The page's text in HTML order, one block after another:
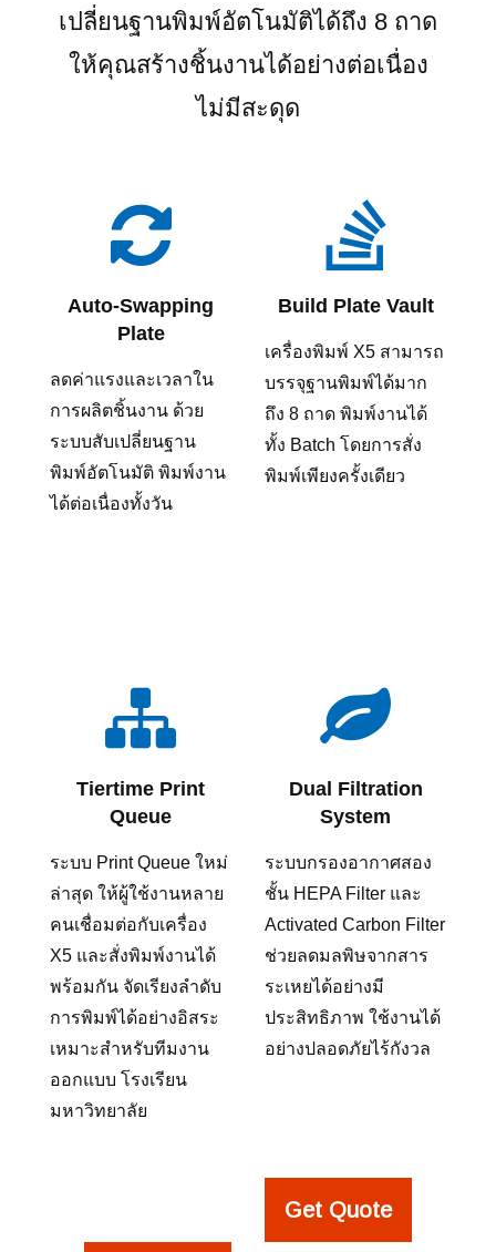
เปลี่ยนฐานพิมพ์อัตโนมัติได้ถึง 8 ถาด
ให้คุณสร้างชิ้นงานได้อย่างต่อเนื่อง
ไม่มีสะดุด
Auto-Swapping
Plate
ลดค่าแรงและเวลาใน
การผลิตชิ้นงาน ด้วย
ระบบสับเปลี่ยนฐาน
พิมพ์อัตโนมัติ พิมพ์งาน
ได้ต่อเนื่องทั้งวัน
Build Plate Vault
เครื่องพิมพ์ X5 สามารถ
บรรจุฐานพิมพ์ได้มาก
ถึง 8 ถาด พิมพ์งานได้
ทั้ง Batch โดยการสั่ง
พิมพ์เพียงครั้งเดียว
Tiertime Print
Queue
ระบบ Print Queue ใหม่
ล่าสุด ให้ผู้ใช้งานหลาย
คนเชื่อมต่อกับเครื่อง
X5 และสั่งพิมพ์งานได้
พร้อมกัน จัดเรียงลำดับ
การพิมพ์ได้อย่างอิสระ
เหมาะสำหรับทีมงาน
ออกแบบ โรงเรียน
มหาวิทยาลัย
Dual Filtration
System
ระบบกรองอากาศสอง
ชั้น HEPA Filter และ
Activated Carbon Filter
ช่วยลดมลพิษจากสาร
ระเหยได้อย่างมี
ประสิทธิภาพ ใช้งานได้
อย่างปลอดภัยไร้กังวล
Get Quote